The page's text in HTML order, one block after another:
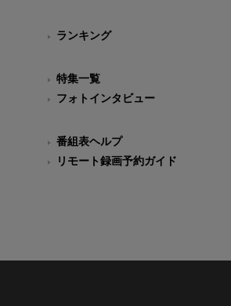
ランキング
特集一覧
フォトインタビュー
番組表ヘルプ
リモート録画予約ガイド